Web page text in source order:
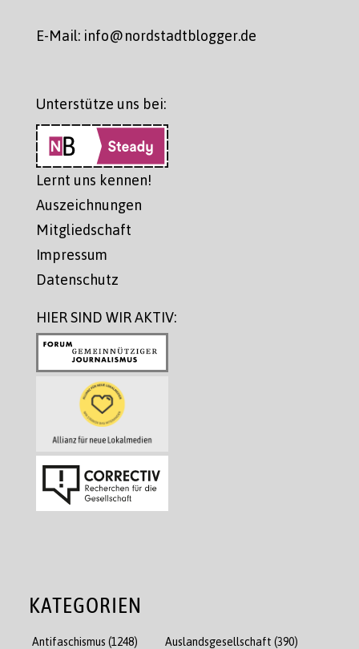
E-Mail: info@nordstadtblogger.de
Unterstütze uns bei:
Lernt uns kennen!
Auszeichnungen
Mitgliedschaft
Impressum
Datenschutz
HIER SIND WIR AKTIV:
KATEGORIEN
Antifaschismus (1248) Auslandsgesellschaft (390)